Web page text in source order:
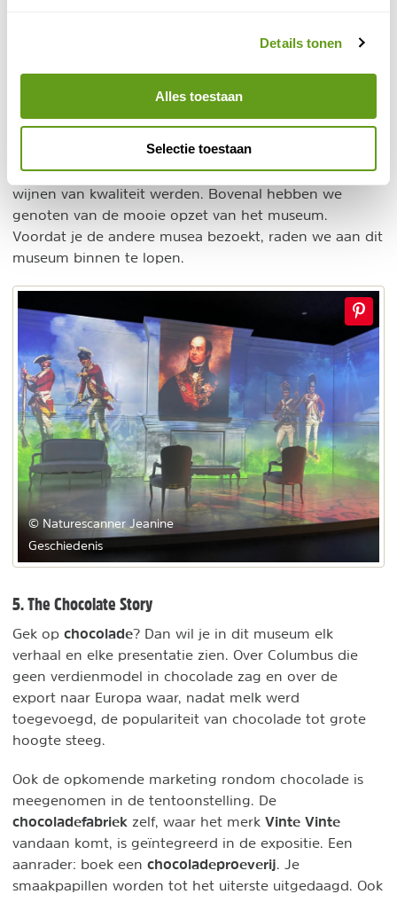
Details tonen
Alles toestaan
Selectie toestaan
4. Porto Region across the ages
puzzelstukjes op zijn plaats. De Engelse namen van de
wijnhuizen, de rol van Porto in de historie. De reden
waarom het zolang duurde voordat de Portugese
wijnen van kwaliteit werden. Bovenal hebben we
genoten van de mooie opzet van het museum.
Voordat je de andere musea bezoekt, raden we aan dit
museum binnen te lopen.
© Naturescanner Jeanine
Geschiedenis
5. The Chocolate Story
Gek op chocolade? Dan wil je in dit museum elk
verhaal en elke presentatie zien. Over Columbus die
geen verdienmodel in chocolade zag en over de
export naar Europa waar, nadat melk werd
toegevoegd, de populariteit van chocolade tot grote
hoogte steeg.
Ook de opkomende marketing rondom chocolade is
meegenomen in de tentoonstelling. De
chocoladefabriek zelf, waar het merk Vinte Vinte
vandaan komt, is geïntegreerd in de expositie. Een
aanrader: boek een chocoladeproeverij . Je
smaakpapillen worden tot het uiterste uitgedaagd. Ook